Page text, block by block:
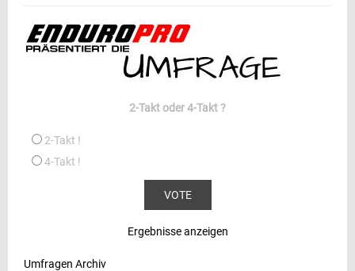
2-Takt oder 4-Takt ?
2-Takt !
4-Takt !
Ergebnisse anzeigen
Umfragen Archiv